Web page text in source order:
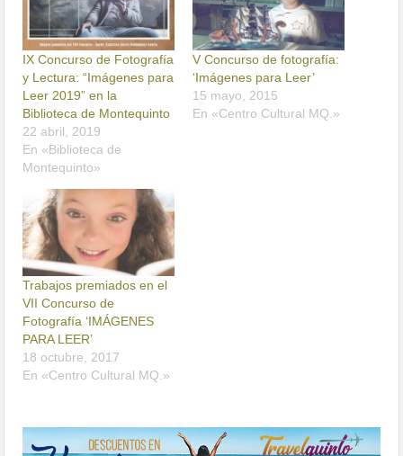
IX Concurso de Fotografía
y Lectura: “Imágenes para
Leer 2019” en la
Biblioteca de Montequinto
22 abril, 2019
En «Biblioteca de
Montequinto»
V Concurso de fotografía:
‘Imágenes para Leer’
15 mayo, 2015
En «Centro Cultural MQ.»
Trabajos premiados en el
VII Concurso de
Fotografía ‘IMÁGENES
PARA LEER’
18 octubre, 2017
En «Centro Cultural MQ.»